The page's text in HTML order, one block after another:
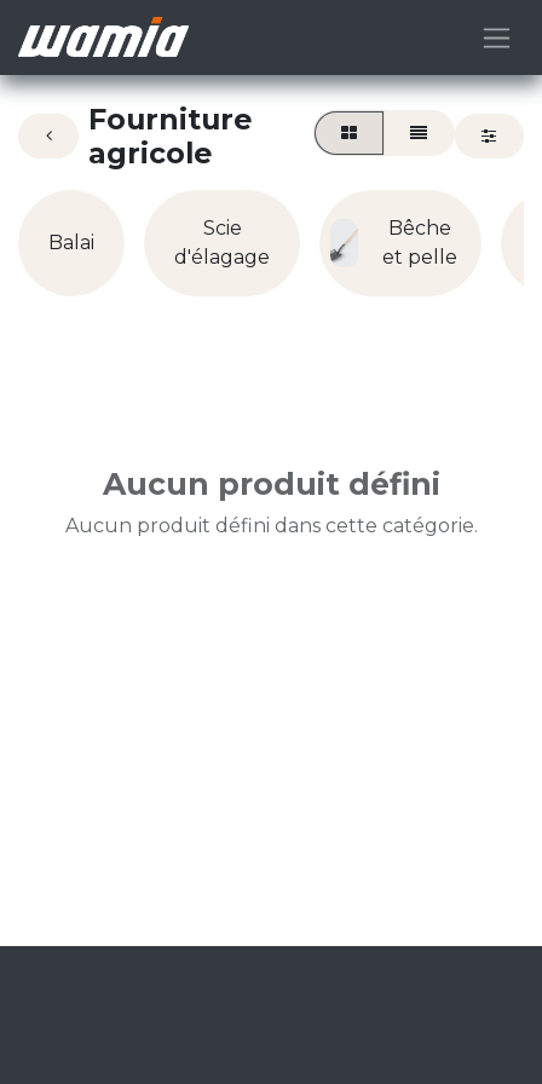
Fourniture
agricole
Balai
Scie
d'élagage
Bêche
et pelle
Aucun produit défini
Aucun produit défini dans cette catégorie.